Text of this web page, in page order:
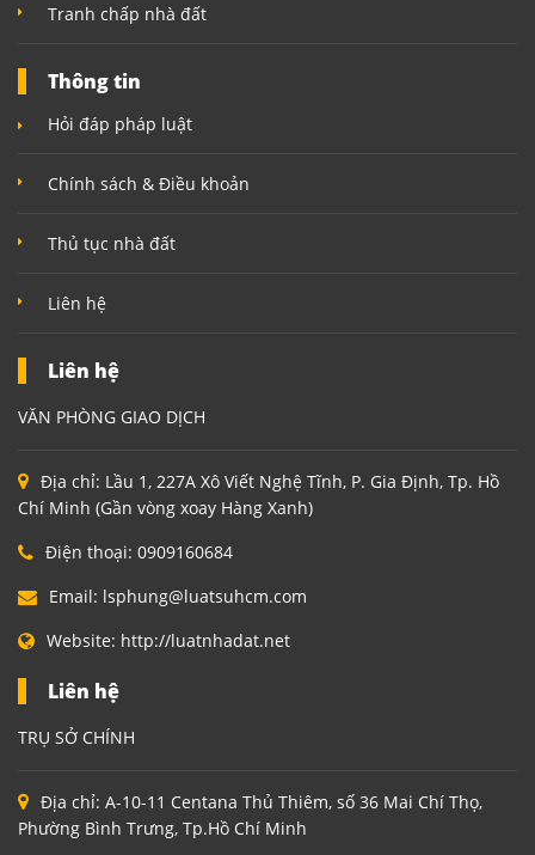
Tranh chấp nhà đất
Thông tin
Hỏi đáp pháp luật
Chính sách & Điều khoản
Thủ tục nhà đất
Liên hệ
Liên hệ
VĂN PHÒNG GIAO DỊCH
Địa chỉ: Lầu 1, 227A Xô Viết Nghệ Tĩnh, P. Gia Định, Tp. Hồ
Chí Minh (Gần vòng xoay Hàng Xanh)
Điện thoại: 0909160684
Email: lsphung@luatsuhcm.com
Website: http://luatnhadat.net
Liên hệ
TRỤ SỞ CHÍNH
Địa chỉ: A-10-11 Centana Thủ Thiêm, số 36 Mai Chí Thọ,
Phường Bình Trưng, Tp.Hồ Chí Minh